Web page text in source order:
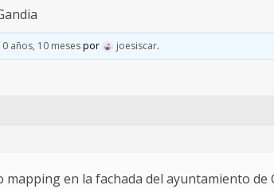
años, 10 mesespor joesiscar.
en la fachada del ayuntamiento